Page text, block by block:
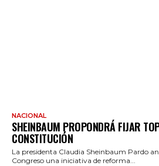
NACIONAL
SHEINBAUM PROPONDRÁ FIJAR
CONSTITUCIÓN
La presidenta Claudia Sheinbaum Pardo
Congreso una iniciativa de reforma...